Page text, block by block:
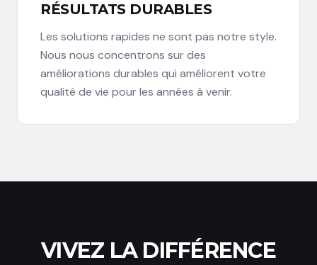
RÉSULTATS DURABLES
Les solutions rapides ne sont pas notre style.
Nous nous concentrons sur des
améliorations durables qui améliorent votre
qualité de vie pour les années à venir.
VIVEZ LA DIFFÉRENCE